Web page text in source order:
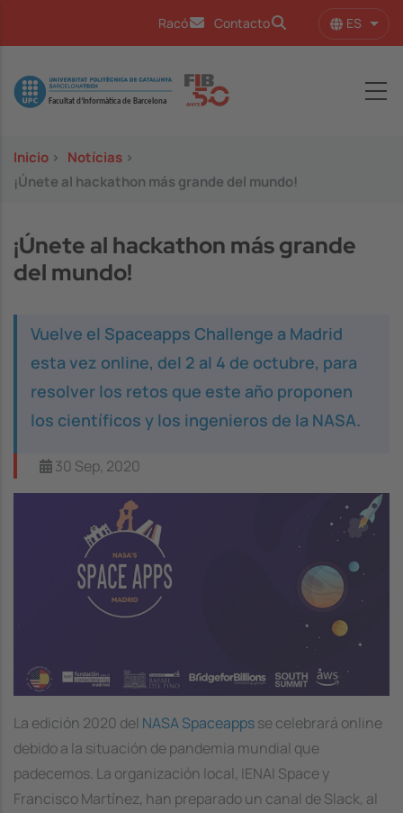
Racó Contacto ES
Image
Inicio > Notícias >
¡Únete al hackathon más grande del mundo!
¡Únete al hackathon más grande
del mundo!
Vuelve el Spaceapps Challenge a Madrid
esta vez online, del 2 al 4 de octubre, para
resolver los retos que este año proponen
los científicos y los ingenieros de la NASA.
30 Sep, 2020
La edición 2020 del NASA Spaceappsse celebrará online
debido a la situación de pandemia mundial que
padecemos. La organización local, IENAI Space y
Francisco Martínez, han preparado un canal de Slack, al